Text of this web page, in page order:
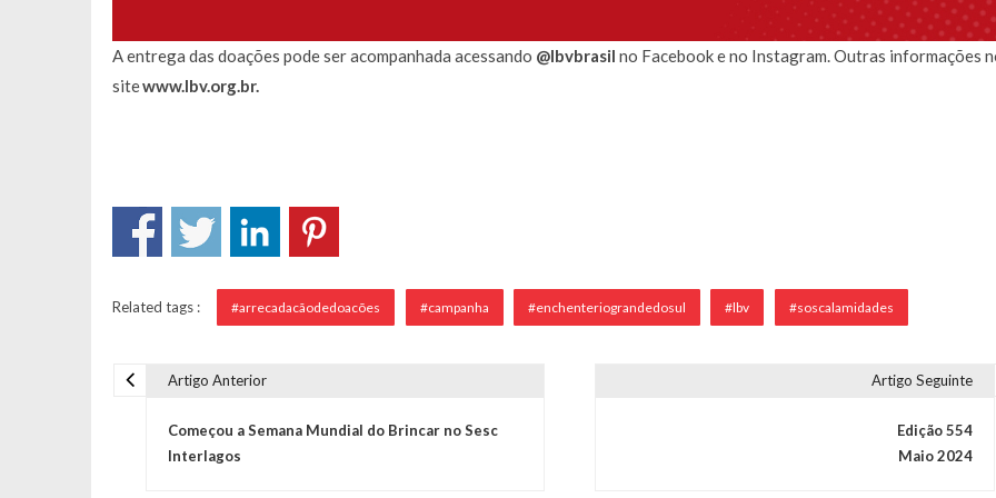
A entrega das doações pode ser acompanhada acessando @lbvbrasil no Facebook e no Instagram. Outras informações
sitewww.lbv.org.br.
Related tags : #arrecadacãodedoacões #campanha #enchenteriograndedosul #lbv #soscalamidades
Artigo Anterior
Começou a Semana Mundial do Brincar no Sesc
Interlagos
Artigo Seguinte
Edição 554
Maio 2024